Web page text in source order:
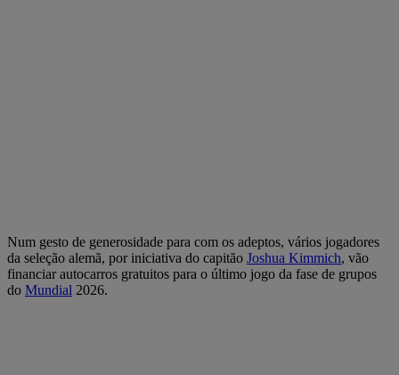
Num gesto de generosidade para com os adeptos, vários jogadores
da seleção alemã, por iniciativa do capitão Joshua Kimmich, vão
financiar autocarros gratuitos para o último jogo da fase de grupos
do Mundial 2026.